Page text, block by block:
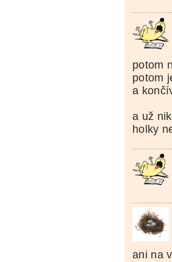
potom
potom
a
a už
holky
ani na